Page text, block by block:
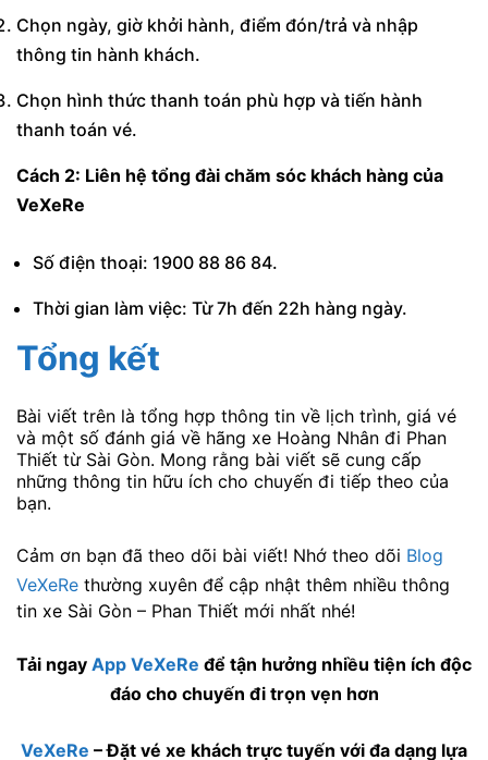
Chọn ngày, giờ khởi hành, điểm đón/trả và nhập
thông tin hành khách.
Chọn hình thức thanh toán phù hợp và tiến hành
thanh toán vé.
Cách 2: Liên hệ tổng đài chăm sóc khách hàng của
VeXeRe
Số điện thoại: 1900 88 86 84.
Thời gian làm việc: Từ 7h đến 22h hàng ngày.
Tổng kết
Bài viết trên là tổng hợp thông tin về lịch trình, giá vé
và một số đánh giá về hãng xe Hoàng Nhân đi Phan
Thiết từ Sài Gòn. Mong rằng bài viết sẽ cung cấp
những thông tin hữu ích cho chuyến đi tiếp theo của
bạn.
Cảm ơn bạn đã theo dõi bài viết! Nhớ theo dõi Blog
VeXeRe thường xuyên để cập nhật thêm nhiều thông
tin xe Sài Gòn – Phan Thiết mới nhất nhé!
Tải ngay App VeXeRe để tận hưởng nhiều tiện ích độc
đáo cho chuyến đi trọn vẹn hơn
VeXeRe – Đặt vé xe khách trực tuyến với đa dạng lựa